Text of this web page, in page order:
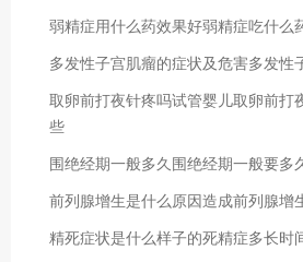
弱精症用什么药效果好弱精症吃什么
多发性子宫肌瘤的症状及危害多发性
取卵前打夜针疼吗试管婴儿取卵前打
些
围绝经期一般多久围绝经期一般要多
前列腺增生是什么原因造成前列腺增
精死症状是什么样子的死精症多长时